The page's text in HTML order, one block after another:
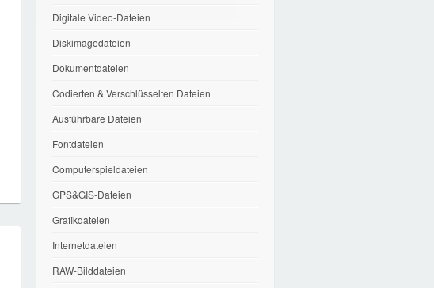
Digitale Video-Dateien
Diskimagedateien
Dokumentdateien
Codierten & Verschlüsselten Dateien
Ausführbare Dateien
Fontdateien
Computerspieldateien
GPS&GIS-Dateien
Grafikdateien
Internetdateien
RAW-Bilddateien